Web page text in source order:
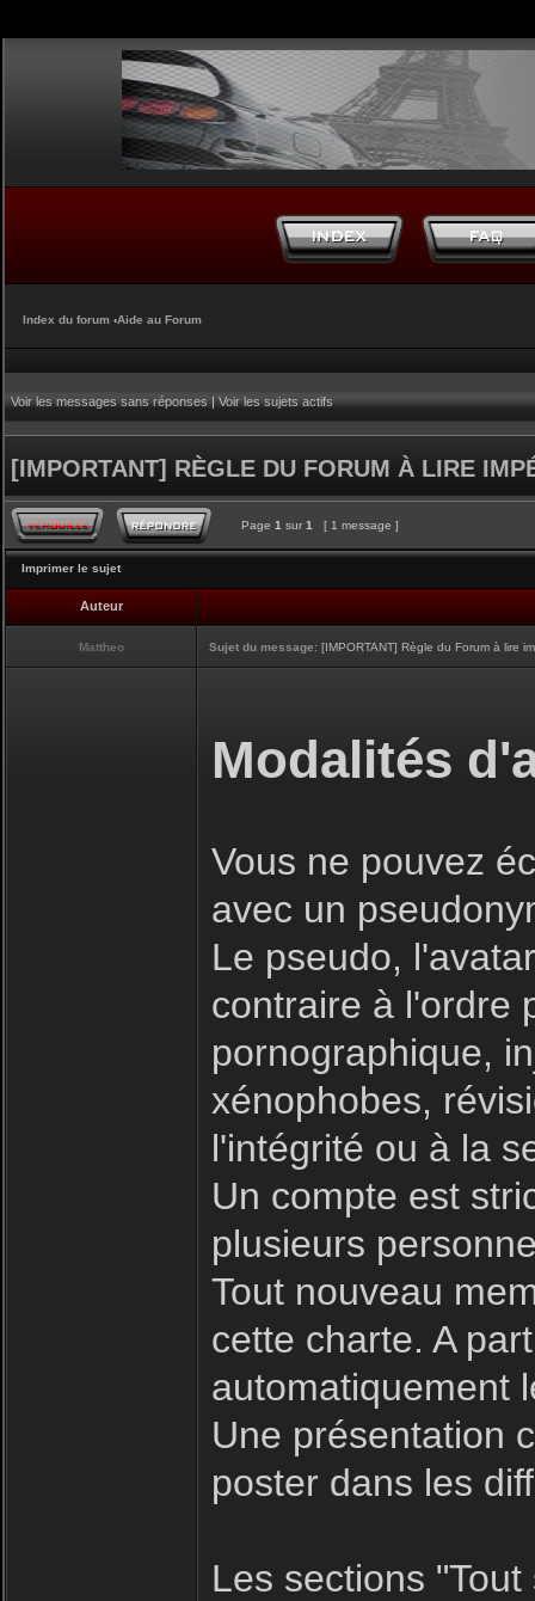
Index du forum ‹Aide au Forum
Voir les messages sans réponses|Voir les sujets actifs
[IMPORTANT] RÈGLE DU FORUM À LIRE
Page 1 sur 1 [ 1 message ]
Imprimer le sujet
Auteur
Mattheo Sujet du message: [IMPORTANT] Règle du Forum à lire
Modalités
Vous ne pouvez
avec un
Le pseudo,
contraire à l'ordre
pornographique,
xénophobes,
l'intégrité ou à la
Un compte est
plusieurs
Tout nouveau
cette charte. A
automatiquement
Une présentation
poster dans les
Les sections